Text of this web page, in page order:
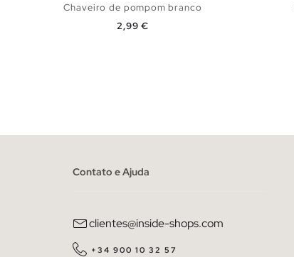
Chaveiro de pompom branco
Preço
2,99 €
Contato e Ajuda
clientes@inside-shops.com
+34 900 10 32 57